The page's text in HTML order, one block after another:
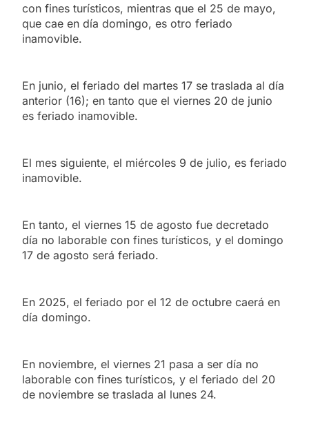
con fines turísticos, mientras que el 25 de mayo,
que cae en día domingo, es otro feriado
inamovible.
En junio, el feriado del martes 17 se traslada al día
anterior (16); en tanto que el viernes 20 de junio
es feriado inamovible.
El mes siguiente, el miércoles 9 de julio, es feriado
inamovible.
En tanto, el viernes 15 de agosto fue decretado
día no laborable con fines turísticos, y el domingo
17 de agosto será feriado.
En 2025, el feriado por el 12 de octubre caerá en
día domingo.
En noviembre, el viernes 21 pasa a ser día no
laborable con fines turísticos, y el feriado del 20
de noviembre se traslada al lunes 24.